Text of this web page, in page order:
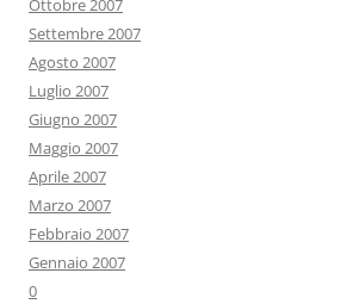
Ottobre 2007
Settembre 2007
Agosto 2007
Luglio 2007
Giugno 2007
Maggio 2007
Aprile 2007
Marzo 2007
Febbraio 2007
Gennaio 2007
0